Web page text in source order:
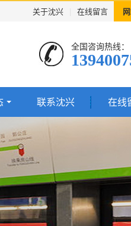
关于沈兴 在线留言
全国咨询热线：
联系沈兴 在线